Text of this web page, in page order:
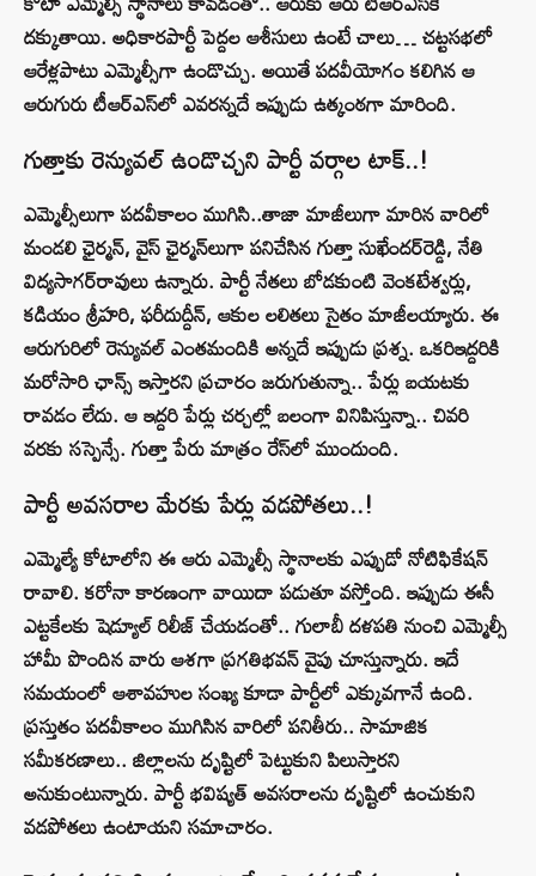
దక్కుతాయి. అధికారపార్టీ పెద్దల ఆశీసులు ఉంటే చాలు… చట్టసభలో
ఆరేళ్లపాటు ఎమ్మెల్సీగా ఉండొచ్చు. అయితే పదవీయోగం కలిగిన ఆ
ఆరుగురు టీఆర్‌ఎస్‌లో ఎవరన్నదే ఇప్పుడు ఉత్కంఠగా మారింది.
గుత్తాకు రెన్యువల్ ఉండొచ్చని పార్టీ వర్గాల టాక్..!
ఎమ్మెల్సీలుగా పదవీకాలం ముగిసి..తాజా మాజీలుగా మారిన వారిలో
మండలి ఛైర్మన్‌, వైస్‌ ఛైర్మన్‌లుగా పనిచేసిన గుత్తా సుఖేందర్‌రెడ్డి, నేతి
విద్యసాగర్‌రావులు ఉన్నారు. పార్టీ నేతలు బోడకుంటి వెంకటేశ్వర్లు,
కడియం శ్రీహరి, ఫరీదుద్దీన్‌, ఆకుల లలితలు సైతం మాజీలయ్యారు. ఈ
ఆరుగురిలో రెన్యువల్ ఎంతమందికి అన్నదే ఇప్పుడు ప్రశ్న. ఒకరిఇద్దరికి
మరోసారి ఛాన్స్‌ ఇస్తారని ప్రచారం జరుగుతున్నా.. పేర్లు బయటకు
రావడం లేదు. ఆ ఇద్దరి పేర్లు చర్చల్లో బలంగా వినిపిస్తున్నా.. చివరి
వరకు సస్పెన్సే. గుత్తా పేరు మాత్రం రేస్‌లో ముందుంది.
పార్టీ అవసరాల మేరకు పేర్లు వడపోతలు..!
ఎమ్మెల్యే కోటాలోని ఈ ఆరు ఎమ్మెల్సీ స్థానాలకు ఎప్పుడో నోటిఫికేషన్‌
రావాలి. కరోనా కారణంగా వాయిదా పడుతూ వస్తోంది. ఇప్పుడు ఈసీ
ఎట్టకేలకు షెడ్యూల్‌ రిలీజ్‌ చేయడంతో.. గులాబీ దళపతి నుంచి ఎమ్మెల్సీ
హామీ పొందిన వారు ఆశగా ప్రగతిభవన్‌ వైపు చూస్తున్నారు. ఇదే
సమయంలో ఆశావహుల సంఖ్య కూడా పార్టీలో ఎక్కువగానే ఉంది.
ప్రస్తుతం పదవీకాలం ముగిసిన వారిలో పనితీరు.. సామాజిక
సమీకరణాలు.. జిల్లాలను దృష్టిలో పెట్టుకుని పిలుస్తారని
అనుకుంటున్నారు. పార్టీ భవిష్యత్‌ అవసరాలను దృష్టిలో ఉంచుకుని
వడపోతలు ఉంటాయని సమాచారం.